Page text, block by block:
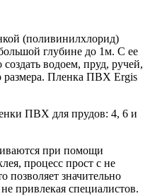
(поливинилхлорид)
глубине до 1м. С ее
водоем, пруд, ручей,
размера. Пленка ПВХ Ergis
ПВХ для прудов: 4, 6 и
при помощи
процесс прост с не
позволяет значительно
привлекая специалистов.